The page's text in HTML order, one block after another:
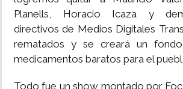
Planells, Horacio Icaza y
directivos de Medios Digitales
rematados y se creará un
medicamentos baratos para el
Todo fue un show montado por